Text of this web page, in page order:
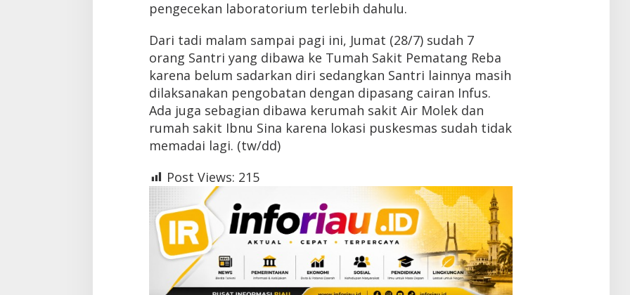
pengecekan laboratorium terlebih dahulu.
Dari tadi malam sampai pagi ini, Jumat (28/7) sudah 7
orang Santri yang dibawa ke Tumah Sakit Pematang Reba
karena belum sadarkan diri sedangkan Santri lainnya masih
dilaksanakan pengobatan dengan dipasang cairan Infus.
Ada juga sebagian dibawa kerumah sakit Air Molek dan
rumah sakit Ibnu Sina karena lokasi puskesmas sudah tidak
memadai lagi. (tw/dd)
Post Views: 215